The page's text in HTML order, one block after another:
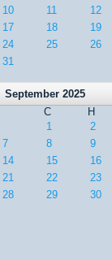
10
11 12
17
18 19
24
25 26
31
September 2025
C
H
1
2
7
8 9
14
15 16
21
22 23
28
29 30